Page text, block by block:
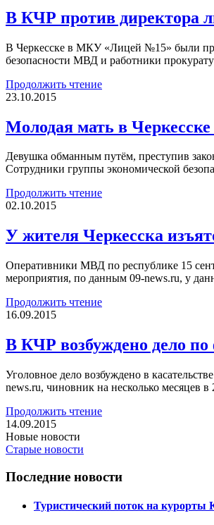
В КЧР против директора
В Черкесске в МКУ «Лицей №15» были
безопасности МВД и работники
Продолжить чтение
23.10.2015
Молодая мать в
Девушка обманным путём, преступив
Сотрудники группы экономической
Продолжить чтение
02.10.2015
У жителя Черкесска
Оперативники МВД по республике 15
мероприятия, по данным 09-news.ru, у
Продолжить чтение
16.09.2015
В КЧР возбуждено дело
Уголовное дело возбуждено в
news.ru, чиновник на несколько месяцев
Продолжить чтение
14.09.2015
Новые новости
Старые новости
Последние новости
Туристический поток на курорты